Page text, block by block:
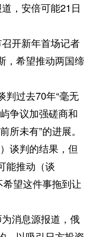
，安倍可能21日
开新年首场记者
，希望推动两国缔
过去70年“毫无
争议加强磋商和
所未有”的进展。
谈判的结果，但
能推动（谈
希望这件事拖到让
消息源报道，俄